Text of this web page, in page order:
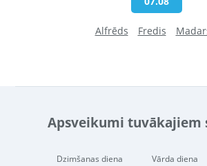
Alfrēds Fredis
Apsveikumi tuvākajiem
Dzimšanas diena Vārda diena